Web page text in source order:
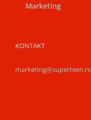
Marketing
KONTAKT
marketing@superteen.rs